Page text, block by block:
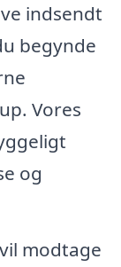
indsendt
begynde
Vores
og
modtage